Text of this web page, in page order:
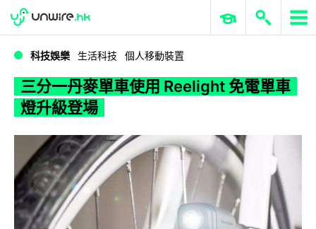
WWDC 2026 ERP 與商業 AI
科技娛樂 生活科技 個人移動裝置
三分一丹麥單車使用 Reelight 免電單車
燈升級登場